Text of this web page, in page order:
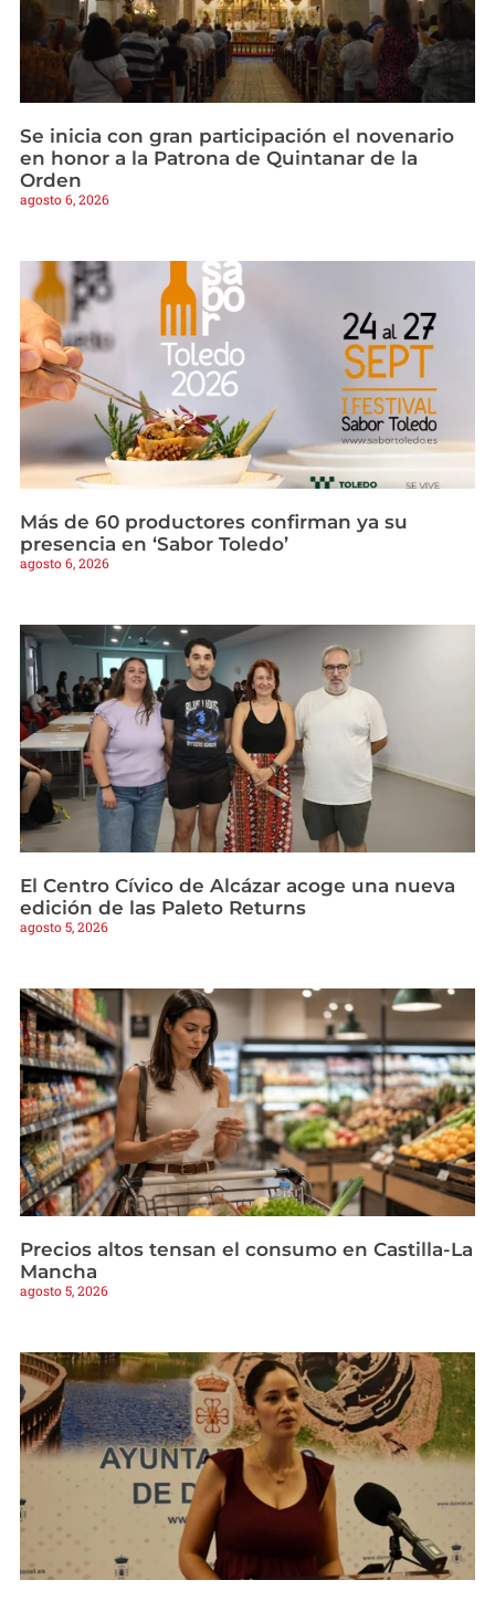
Se inicia con gran participación el novenario
en honor a la Patrona de Quintanar de la
Orden
agosto 6, 2026
Más de 60 productores confirman ya su
presencia en ‘Sabor Toledo’
agosto 6, 2026
El Centro Cívico de Alcázar acoge una nueva
edición de las Paleto Returns
agosto 5, 2026
Precios altos tensan el consumo en Castilla-La
Mancha
agosto 5, 2026